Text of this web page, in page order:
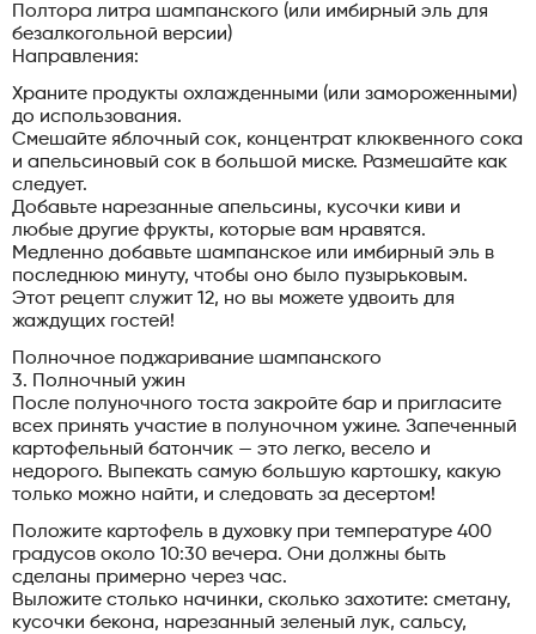
Полтора литра шампанского (или имбирный эль для
безалкогольной версии)
Направления:
Храните продукты охлажденными (или замороженными)
до использования.
Смешайте яблочный сок, концентрат клюквенного сока
и апельсиновый сок в большой миске. Размешайте как
следует.
Добавьте нарезанные апельсины, кусочки киви и
любые другие фрукты, которые вам нравятся.
Медленно добавьте шампанское или имбирный эль в
последнюю минуту, чтобы оно было пузырьковым.
Этот рецепт служит 12, но вы можете удвоить для
жаждущих гостей!
Полночное поджаривание шампанского
3. Полночный ужин
После полуночного тоста закройте бар и пригласите
всех принять участие в полуночном ужине. Запеченный
картофельный батончик — это легко, весело и
недорого. Выпекать самую большую картошку, какую
только можно найти, и следовать за десертом!
Положите картофель в духовку при температуре 400
градусов около 10:30 вечера. Они должны быть
сделаны примерно через час.
Выложите столько начинки, сколько захотите: сметану,
кусочки бекона, нарезанный зеленый лук, сальсу,